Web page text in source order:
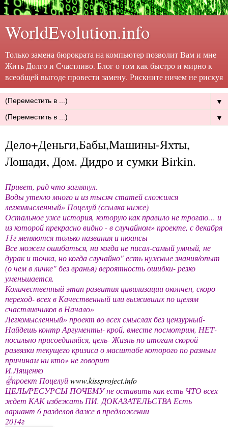
WorldEvolution.info
Только замена бюрократа на компьютер позволит Вам и мне
Жить Долго и Счастливо. Блог о том как быстро и мирно к
всеобщей выгоде провести замену. Рискните ничем не рискуя
▼
▼
Дело+Деньги,Бабы,Машины-Яхты,
Лошади, Дом. Дидро и сумки Birkin.
Привет, рад что заглянул.
Воды утекло много и из тысяч статей сложился
легкомысленный» Поцелуй (ссылка ниже)
Остальное уже история, которую как правило не трогаю… и
из которой прекрасно видно - в случайном» проекте, с декабря
11г меняются только названия и нюансы
Все можем ошибаться, ни когда не писал-самый умный, не
дурак и точка, но когда случайно" есть нужные знания/опыт
(о чем в личке" без вранья) вероятность ошибки- резко
уменьшается.
Количественный этап развития цивилизации окончен, скоро
переход- всех в Качественный или выживших по щелям
счастливчиков в Начало»
Легкомысленный» проект во всех смыслах без цензурный-
Найдешь контр Аргументы- крой, вместе посмотрим, НЕТ-
посильно присоединяйся, цель- Жизнь по итогам скорой
развязки текущего кризиса о масштабе которого по разным
причинам ни кто» не говорит
И.Лященко
✌проект Поцелуйwww.kissproject.info
ЦЕЛЬ/РЕСУРСЫ ПОЧЕМУ не оставить как есть ЧТО всех
ждет КАК избежать ПИ. ДОКАЗАТЕЛЬСТВА Есть
вариант 6 разделов даже в предложении
2014г